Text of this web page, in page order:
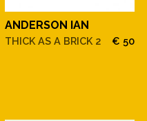
ANDERSON IAN
THICK AS A BRICK 2 € 50